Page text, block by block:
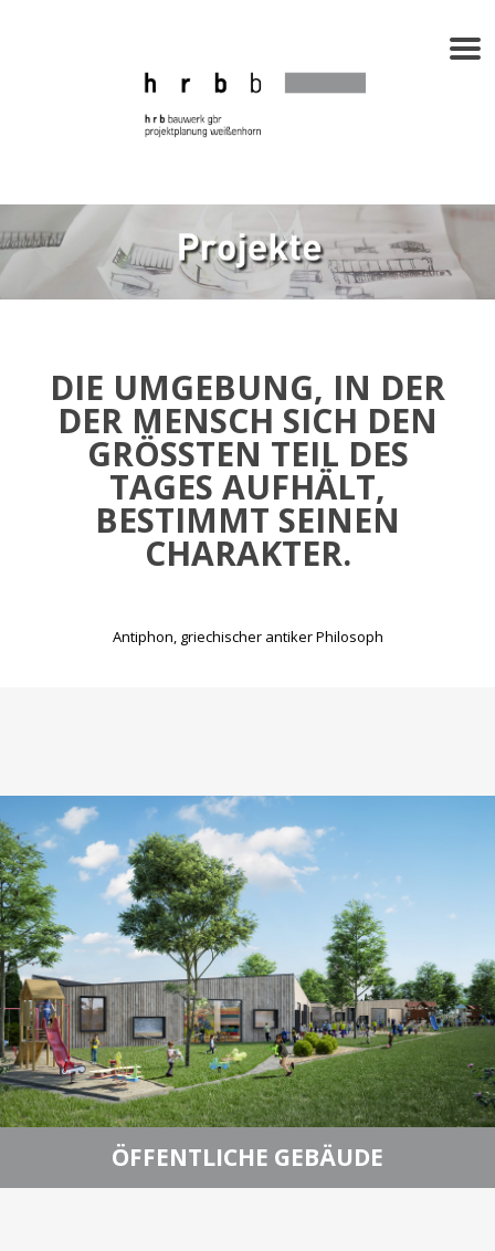
DIE UMGEBUNG, IN DER
DER MENSCH SICH DEN
GRÖSSTEN TEIL DES T
AGES AUFHÄLT, B
ESTIMMT SEINEN C
HARAKTER.
Antiphon, griechischer antiker Philosoph
ÖFFENTLICHE GEBÄUDE